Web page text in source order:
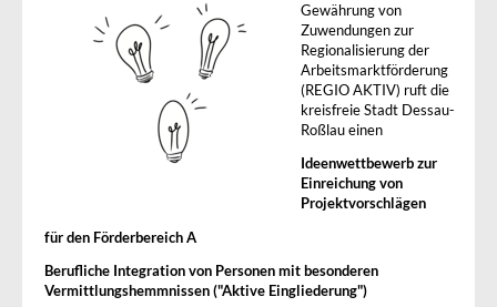
Gewährung von
Zuwendungen zur
Regionalisierung der
Arbeitsmarktförderung
(REGIO AKTIV) ruft die
kreisfreie Stadt Dessau-
Roßlau einen
deenwettbewerb zur
Einreichung von
Projektvorschlägen
für den Förderbereich A
Berufliche Integration von Personen mit besonderen
Vermittlungshemmnissen ("Aktive Eingliederung")